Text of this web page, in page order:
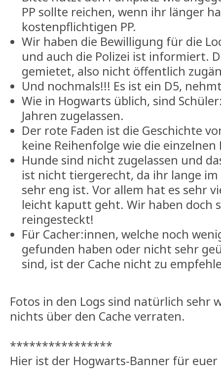
PP sollte reichen, wenn ihr länger
kostenpflichtigen PP.
Wir haben die Bewilligung für die
und auch die Polizei ist informiert.
gemietet, also nicht öffentlich
Und nochmals!!! Es ist ein D5,
Wie in Hogwarts üblich, sind
Jahren zugelassen.
Der rote Faden ist die Geschichte
keine Reihenfolge wie die
Hunde sind nicht zugelassen und
ist nicht tiergerecht, da ihr lange im
sehr eng ist. Vor allem hat es sehr
leicht kaputt geht. Wir haben doch
reingesteckt!
Für Cacher:innen, welche noch
gefunden haben oder nicht sehr
sind, ist der Cache nicht zu
Fotos in den Logs sind natürlich sehr
nichts über den Cache verraten.
****************
Hier ist der Hogwarts-Banner für